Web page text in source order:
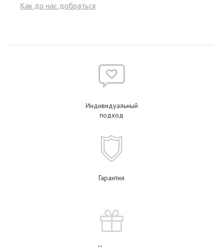
Как до нас добраться
Индивидуальный
подход
Гарантия